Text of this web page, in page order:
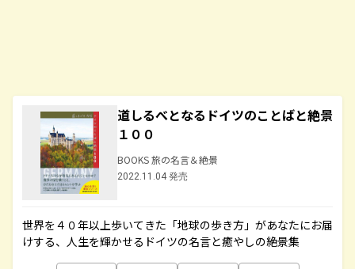
道しるべとなるドイツのことばと絶景
１００
BOOKS 旅の名言＆絶景
2022.11.04 発売
世界を４０年以上歩いてきた「地球の歩き方」があなたにお届
けする、人生を輝かせるドイツの名言と癒やしの絶景集